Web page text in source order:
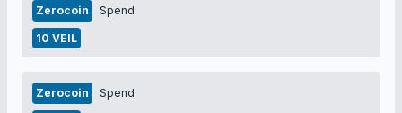
Zerocoin Spend
10 VEIL
Zerocoin Spend